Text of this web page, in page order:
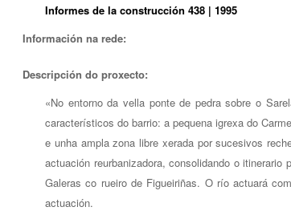
Informes de la construcción 438 | 1995
Información na rede:
Descripción do proxecto:
«No entorno da vella ponte de pedra sobre o
característicos do barrio: a pequena igrexa do
e unha ampla zona libre xerada por sucesivos
actuación reurbanizadora, consolidando o
Galeras co rueiro de Figueiriñas. O río actuará
actuación.